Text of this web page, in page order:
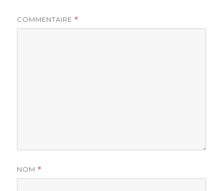
COMMENTAIRE *
NOM *